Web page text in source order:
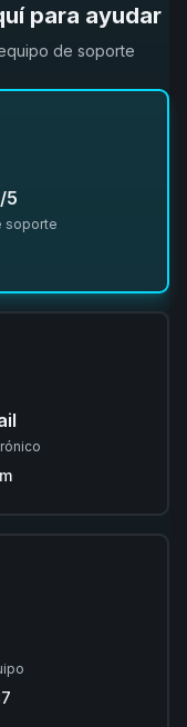
para ayudar
de soporte
5
soporte